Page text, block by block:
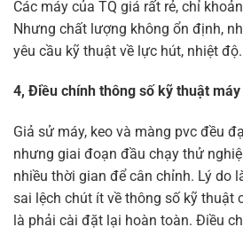
Các máy của TQ giá rất rẻ, chỉ
Nhưng chất lượng không ổn định,
yêu cầu kỹ thuật về lực hút, nhiệt độ.
4, Điều chính thông số kỹ thuật
Giả sử máy, keo và màng pvc đều
nhưng giai đoạn đầu chạy thử
nhiều thời gian để cân chỉnh. Lý do
sai lệch chút ít về thông số kỹ thuật
là phải cài đặt lại hoàn toàn. Điều